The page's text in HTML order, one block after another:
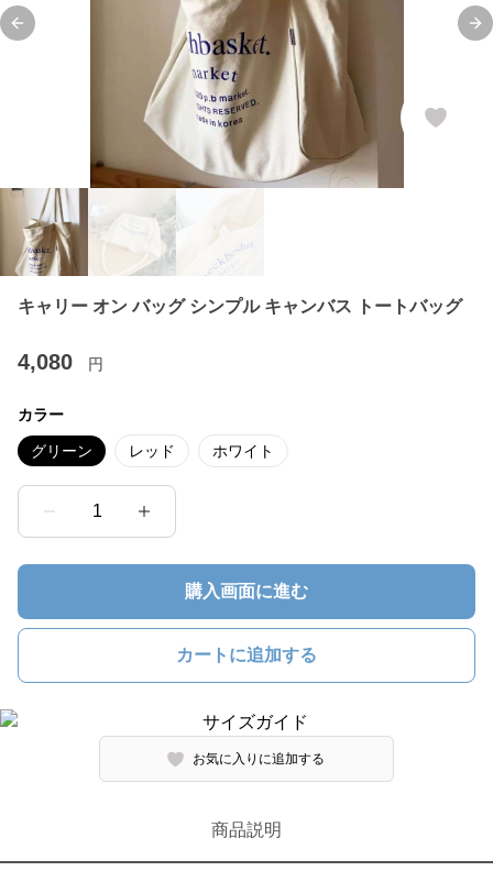
Previous slide
キャリー オン バッグ シンプル キャンバス トートバッグ
4,080 円
カラー
グリーン レッド ホワイト
1
購入画面に進む
カートに追加する
お気に入りに追加する
商品説明